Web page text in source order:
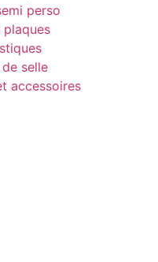
perso
plaques
selle
accessoires